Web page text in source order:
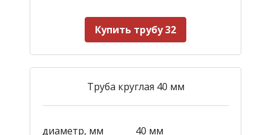
Купить трубу 32
Труба круглая 40 мм
диаметр, мм
40 мм